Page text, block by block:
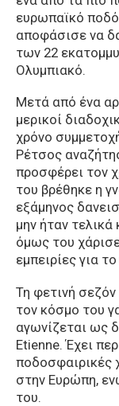
ευρωπαϊκό
αποφάσισε να
των 22
Ολυμπιακό.
Μετά από ένα
μερικοί
χρόνο
Ρέτσος
προσφέρει τον
του βρέθηκε η
εξάμηνος
μην ήταν τελικά
όμως του
εμπειρίες για
Τη φετινή
τον κόσμο του
αγωνίζεται ως
Etienne. Έχει
ποδοσφαιρικές
στην Ευρώπη,
του.